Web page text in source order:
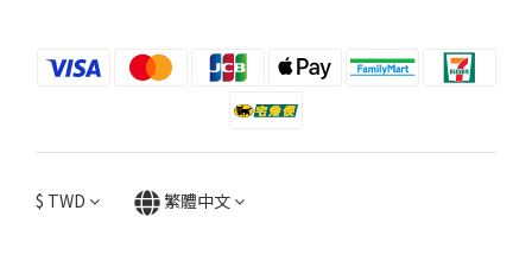
$ TWD 繁體中文